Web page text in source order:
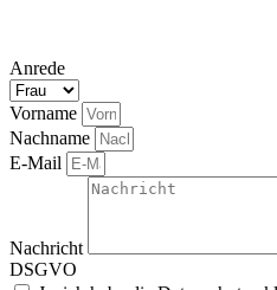
Anrede
Vorname
Nachname
E-Mail
Nachricht
DSGVO